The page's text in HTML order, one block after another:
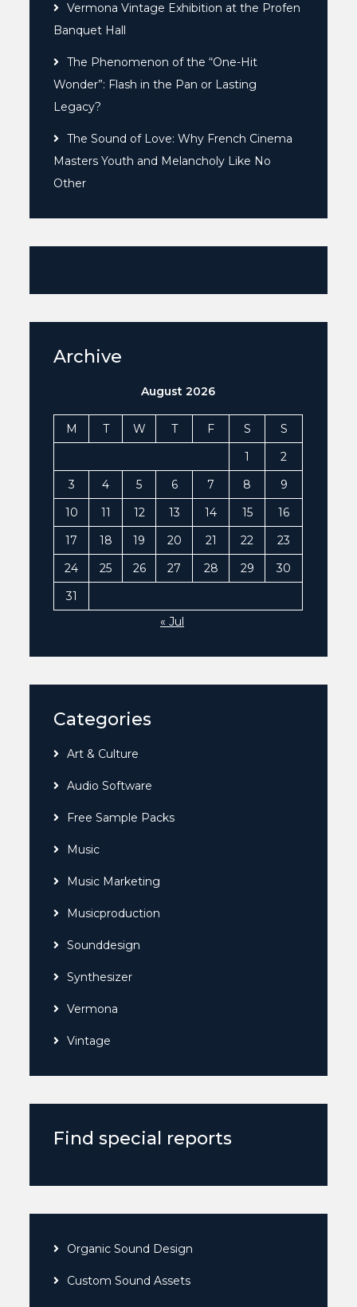
Vermona Vintage Exhibition at the Profen
Banquet Hall
The Phenomenon of the “One-Hit
Wonder”: Flash in the Pan or Lasting
Legacy?
The Sound of Love: Why French Cinema
Masters Youth and Melancholy Like No
Other
Archive
August 2026
M T W T F S
S
1
2
3
4 5 6 7 8
9
10
11 12 13 14 15
16
17
18 19 20 21 22
23
24
25 26 27 28 29
30
31
« Jul
Categories
Art & Culture
Audio Software
Free Sample Packs
Music
Music Marketing
Musicproduction
Sounddesign
Synthesizer
Vermona
Vintage
Find special reports
Organic Sound Design
Custom Sound Assets